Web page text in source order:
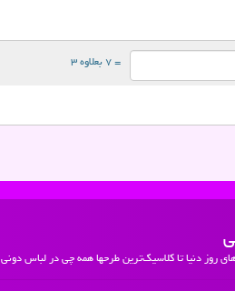
= ۷ بعلاوه ۳
روز دنیا تا کلاسیک‌ترین طرحها همه چی در لباس دونی